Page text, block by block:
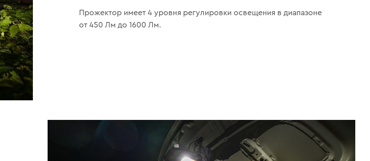
Прожектор имеет 4 уровня регулировки освещения в диапазоне
от 450 Лм до 1600 Лм.